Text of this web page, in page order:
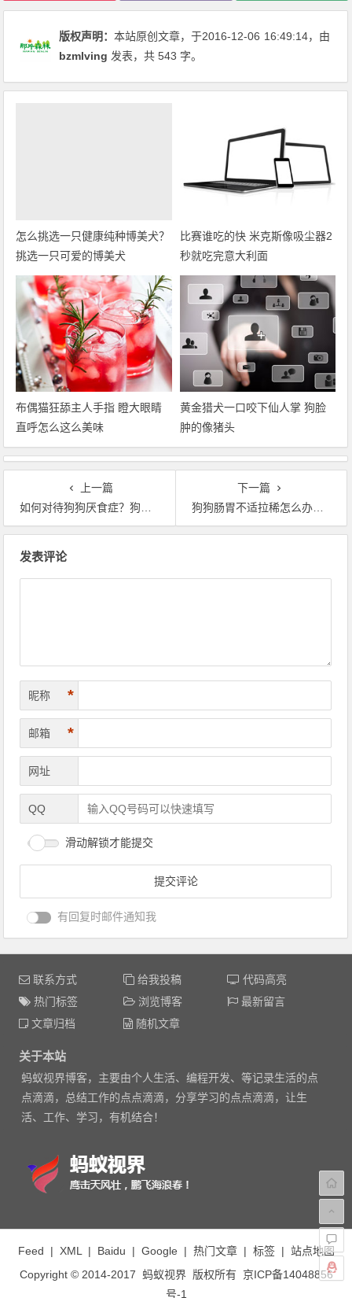
版权声明：本站原创文章，于2016-12-06 16:49:14，由
bzmlving 发表，共 543 字。
怎么挑选一只健康纯种博美犬？
挑选一只可爱的博美犬
比赛谁吃的快 米克斯像吸尘器2
秒就吃完意大利面
布偶猫狂舔主人手指 瞪大眼睛
直呼怎么这么美味
黄金猎犬一口咬下仙人掌 狗脸
肿的像猪头
上一篇
如何对待狗狗厌食症？狗狗不吃不喝怎么办？
下一篇
狗狗肠胃不适拉稀怎么办？狗狗肠胃问题不可忽视
发表评论
昵称 *
邮箱 *
网址
QQ
滑动解锁才能提交
有回复时邮件通知我
联系方式 给我投稿
代码高亮
热门标签
浏览博客
最新留言
文章归档
随机文章
关于本站
蚂蚁视界博客，主要由个人生活、编程开发、等记录生活的点
点滴滴，总结工作的点点滴滴，分享学习的点点滴滴，让生
活、工作、学习，有机结合！
Feed | XML| Baidu | Google | 热门文章| 标签| 站点地图
Copyright © 2014-2017 蚂蚁视界版权所有 京ICP备14048856
号-1